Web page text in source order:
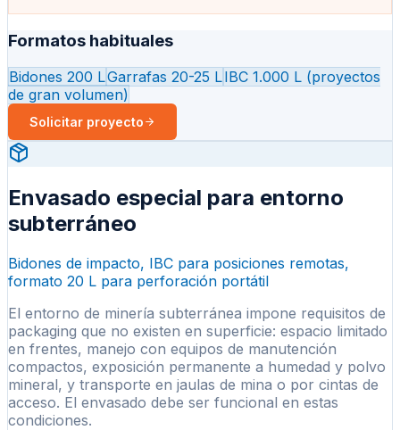
Formatos habituales
Bidones 200 LGarrafas 20-25 LIBC 1.000 L (proyectos
de gran volumen)
Solicitar proyecto
Envasado especial para entorno
subterráneo
Bidones de impacto, IBC para posiciones remotas,
formato 20 L para perforación portátil
El entorno de minería subterránea impone requisitos de
packaging que no existen en superficie: espacio limitado
en frentes, manejo con equipos de manutención
compactos, exposición permanente a humedad y polvo
mineral, y transporte en jaulas de mina o por cintas de
acceso. El envasado debe ser funcional en estas
condiciones.